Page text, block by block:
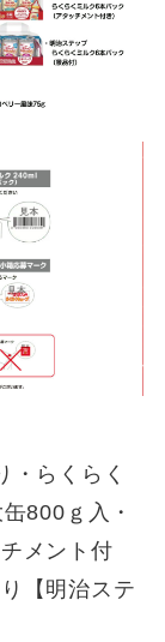
・らくらく
800ｇ入・
メント付
【明治ステ